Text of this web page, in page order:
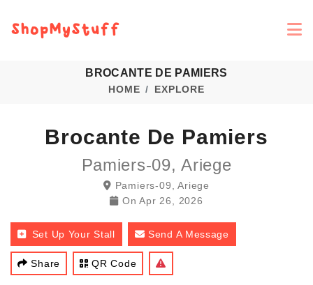
BROCANTE DE PAMIERS
HOME EXPLORE
Brocante De Pamiers
Pamiers-09, Ariege
Pamiers-09, Ariege
On Apr 26, 2026
Set Up Your Stall Send A Message
Share QR Code